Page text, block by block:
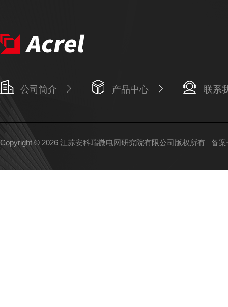
公司简介 产品中心 联系
Copyright © 2026 江苏安科瑞微电网研究院有限公司版权所有 备案